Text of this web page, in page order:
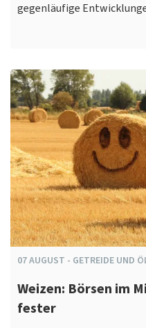
gegenläufige
07AUGUST - GETREIDE UND
Weizen: Börsen im
fester